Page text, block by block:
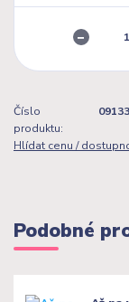
Číslo
produktu:
09133
Hlídat cenu /
Podobné